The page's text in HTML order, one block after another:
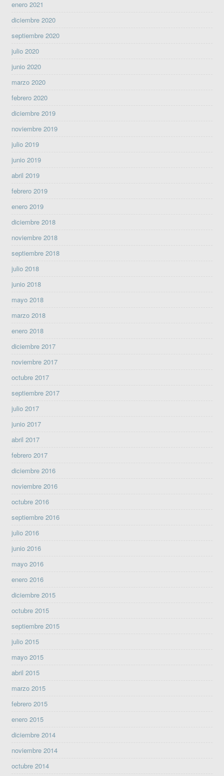
enero 2021
diciembre 2020
septiembre 2020
julio 2020
junio 2020
marzo 2020
febrero 2020
diciembre 2019
noviembre 2019
julio 2019
junio 2019
abril 2019
febrero 2019
enero 2019
diciembre 2018
noviembre 2018
septiembre 2018
julio 2018
junio 2018
mayo 2018
marzo 2018
enero 2018
diciembre 2017
noviembre 2017
octubre 2017
septiembre 2017
julio 2017
junio 2017
abril 2017
febrero 2017
diciembre 2016
noviembre 2016
octubre 2016
septiembre 2016
julio 2016
junio 2016
mayo 2016
enero 2016
diciembre 2015
octubre 2015
septiembre 2015
julio 2015
mayo 2015
abril 2015
marzo 2015
febrero 2015
enero 2015
diciembre 2014
noviembre 2014
octubre 2014